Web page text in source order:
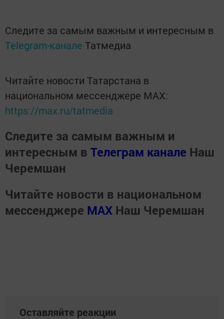
Следите за самым важным и интересным в
Telegram-канале Татмедиа
Читайте новости Татарстана в
национальном мессенджере MАХ:
https://max.ru/tatmedia
Следите за самым важным и
интересным в Телеграм канале Наш
Черемшан
Читайте новости в национальном
мессенджере MАХ Наш Черемшан
Оставляйте реакции